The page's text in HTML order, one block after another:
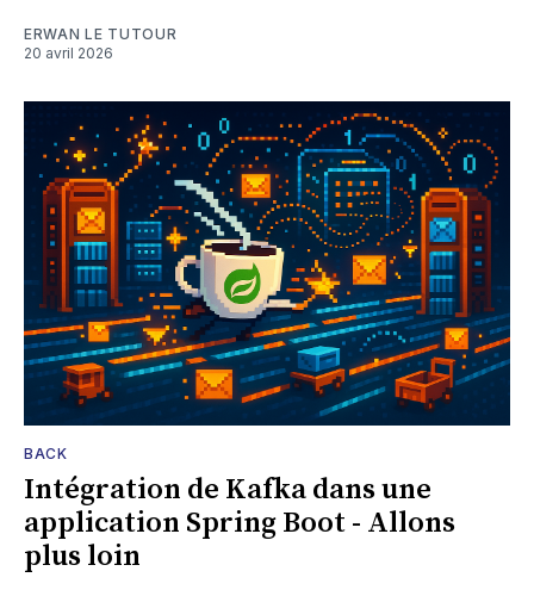
ERWAN LE TUTOUR
20 avril 2026
BACK
Intégration de Kafka dans une
application Spring Boot - Allons
plus loin